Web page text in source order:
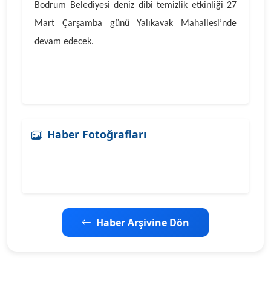
Bodrum Belediyesi deniz dibi temizlik etkinliği 27
Mart Çarşamba günü Yalıkavak Mahallesi’nde
devam edecek.
Haber Fotoğrafları
Haber Arşivine Dön